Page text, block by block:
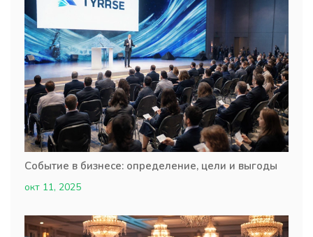
Событие в бизнесе: определение, цели и выгоды
окт 11, 2025